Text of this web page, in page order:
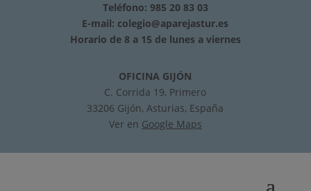
Teléfono: 985 20 83 03
E-mail: colegio@aparejastur.es
Horario de 8 a 15 de lunes a viernes
OFICINA GIJÓN
C. Corrida 19, Primero
33206 Gijón, Asturias, España
Ver en Google Maps